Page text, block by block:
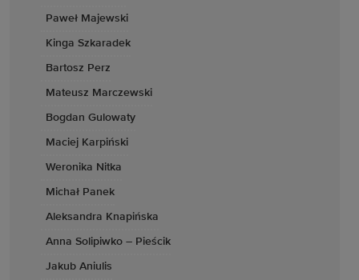
Paweł Majewski
Kinga Szkaradek
Bartosz Perz
Mateusz Marczewski
Bogdan Gulowaty
Maciej Karpiński
Weronika Nitka
Michał Panek
Aleksandra Knapińska
Anna Solipiwko – Pieścik
Jakub Aniulis